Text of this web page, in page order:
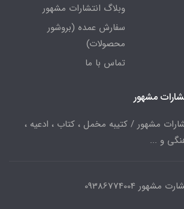
وبلاگ انتشارات مشهور
سفارش عمده (بروشور
محصولات)
تماس با ما
مشهور
مشهور / کتیبه مخمل ، کتاب ، ادعیه ،
و ...
09386774004